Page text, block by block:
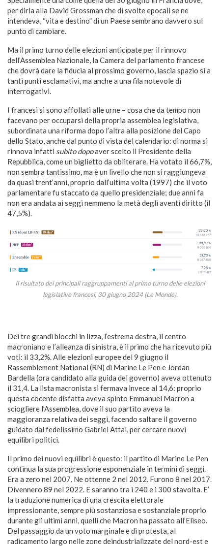
per dirla alla David Grossman che di svolte epocali se ne
intendeva, “vita e destino” di un Paese sembrano davvero sul
punto di cambiare.
Ma il primo turno delle elezioni anticipate per il rinnovo
dell’Assemblea Nazionale, la Camera del parlamento francese
che dovrà dare la fiducia al prossimo governo, lascia spazio sì a
tanti punti esclamativi, ma anche a una fila notevole di
interrogativi.
I francesi si sono affollati alle urne – cosa che da tempo non
facevano per occuparsi della propria assemblea legislativa,
subordinata una riforma dopo l’altra alla posizione del Capo
dello Stato, anche dal punto di vista del calendario: di norma si
rinnova infatti subito dopoaver scelto il Presidente della
Repubblica, come un biglietto da obliterare. Ha votato il 66,7%,
non sembra tantissimo, ma è un livello che non si raggiungeva
da quasi trent’anni, proprio dall’ultima volta (1997) che il voto
parlamentare fu staccato da quello presidenziale; due anni fa
non era andata ai seggi nemmeno la metà degli aventi diritto (il
47,5%).
Il risultato dei principali raggruppamenti al primo turno delle elezioni
legislative francesi, 30 giugno 2024 (Le Monde).
Dei tre grandi blocchi in lizza, l’estrema destra, il centro
macroniano e l’alleanza di sinistra, è il primo che ha ricevuto più
voti: il 33,2%. Alle elezioni europee del 9 giugno il
Rassemblement National (RN) di Marine Le Pen e Jordan
Bardella (ora candidato alla guida del governo) aveva ottenuto
il 31,4. La lista macronista si fermava invece al 14,6: proprio
questa cocente disfatta aveva spinto Emmanuel Macron a
sciogliere l’Assemblea, dove il suo partito aveva la
maggioranza relativa dei seggi, facendo saltare il governo
guidato dal fedelissimo Gabriel Attal, per cercare nuovi
equilibri politici.
Il primo dei nuovi equilibri è questo: il partito di Marine Le Pen
continua la sua progressione esponenziale in termini di seggi.
Era a zero nel 2007. Ne ottenne 2 nel 2012. Furono 8 nel 2017.
Divennero 89 nel 2022. E saranno tra i 240 e i 300 stavolta. E’
la traduzione numerica di una crescita elettorale
impressionante, sempre più sostanziosa e sostanziale proprio
durante gli ultimi anni, quelli che Macron ha passato all’Eliseo.
Del passaggio da un voto marginale e di protesta, al
radicamento largo nelle zone deindustrializzate del nord-est e